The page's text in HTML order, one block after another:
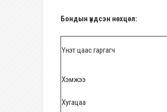
Бондын үндсэн нөхцөл:
Үнэт цаас гаргагч
Хэмжээ
Хугацаа